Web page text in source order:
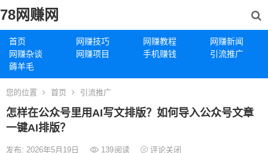
78网赚网
首页 网赚技巧 网赚教程
网赚新闻
网赚杂谈
网赚项目 手机赚钱
引流推广
薅羊毛
您的位置 首页 引流推广
怎样在公众号里用AI写文排版？如何导入公众号文章
一键AI排版？
发布: 2026年5月19日 139阅读 评论关闭